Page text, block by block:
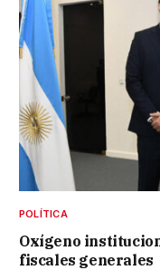
POLÍTICA
Oxígeno
fiscales generales